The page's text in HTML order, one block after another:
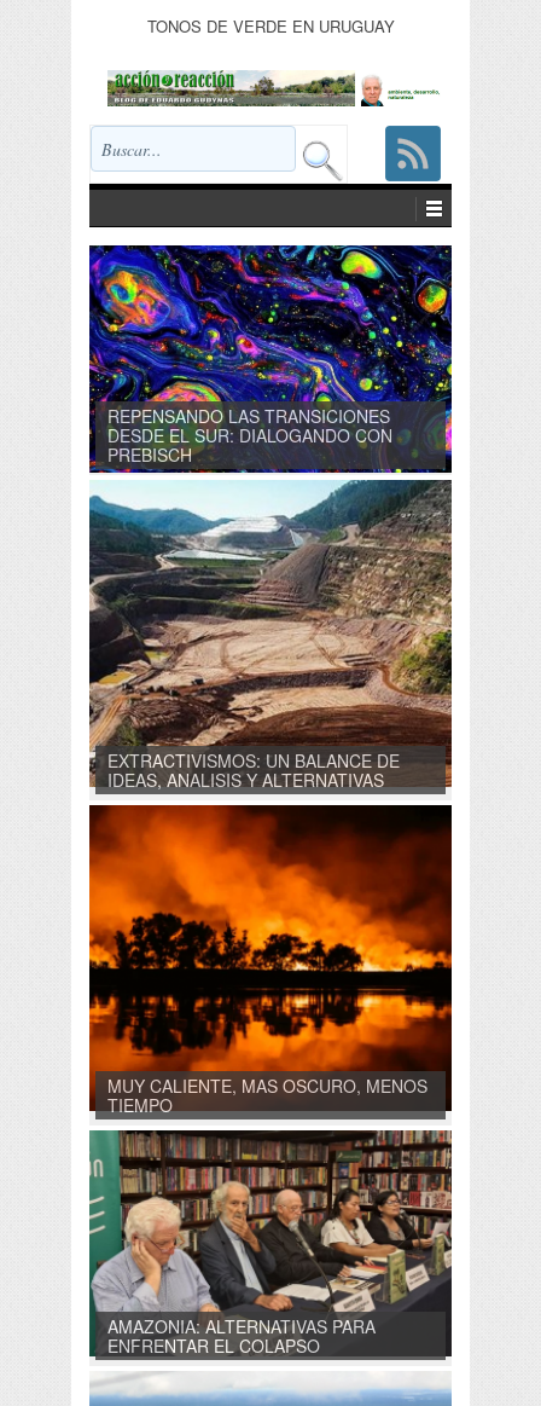
TONOS DE VERDE EN URUGUAY
REPENSANDO LAS TRANSICIONES
DESDE EL SUR: DIALOGANDO CON
PREBISCH
EXTRACTIVISMOS: UN BALANCE DE
IDEAS, ANALISIS Y ALTERNATIVAS
MUY CALIENTE, MAS OSCURO, MENOS
TIEMPO
AMAZONIA: ALTERNATIVAS PARA
ENFRENTAR EL COLAPSO